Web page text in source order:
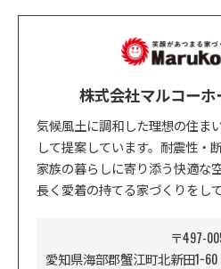
株式会社マルコー
気候風土に調和した理想の住ま
して提案しています。耐震性・
家族の暮らしに寄り添う快適な
長く愛着の持てる家づくりをして
〒497-
愛知県海部郡蟹江町北新田